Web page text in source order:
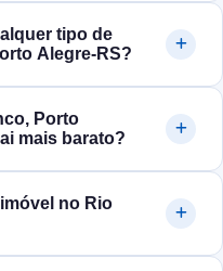
tipo de
Alegre‑RS?
Porto
mais barato?
no Rio